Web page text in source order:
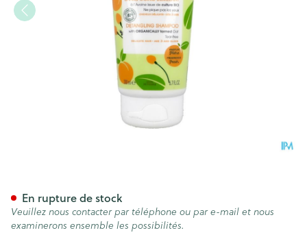
En rupture de stock
Veuillez nous contacter par téléphone ou par e-mail et nous
examinerons ensemble les possibilités.